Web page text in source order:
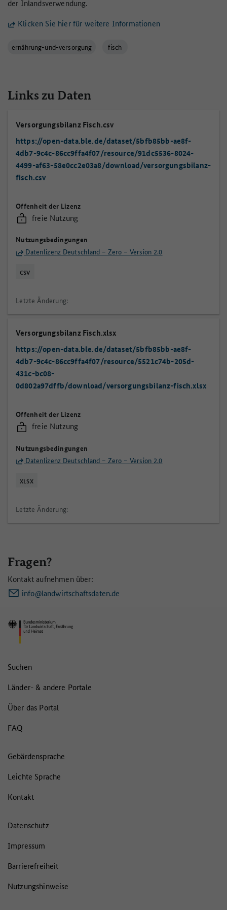
der Inlandsverwendung.
Klicken Sie hier für weitere Informationen
ernährung-und-versorgung fisch
Links zu Daten
Versorgungsbilanz Fisch.csv
https://open-data.ble.de/dataset/5bfb85bb-ae8f-
4db7-9c4c-86cc9ffa4f07/resource/91dc5536-8024-
4499-af63-58e0cc2e03a8/download/versorgungsbilanz-
fisch.csv
Offenheit der Lizenz
freie Nutzung
Nutzungsbedingungen
Datenlizenz Deutschland – Zero – Version 2.0
CSV
Letzte Änderung:
Versorgungsbilanz Fisch.xlsx
https://open-data.ble.de/dataset/5bfb85bb-ae8f-
4db7-9c4c-86cc9ffa4f07/resource/5521c74b-205d-
431c-bc08-
0d802a97dffb/download/versorgungsbilanz-fisch.xlsx
Offenheit der Lizenz
freie Nutzung
Nutzungsbedingungen
Datenlizenz Deutschland – Zero – Version 2.0
XLSX
Letzte Änderung:
Fragen?
Kontakt aufnehmen über:
info@landwirtschaftsdaten.de
Suchen
Länder- & andere Portale
Über das Portal
FAQ
Gebärdensprache
Leichte Sprache
Kontakt
Datenschutz
Impressum
Barrierefreiheit
Nutzungshinweise